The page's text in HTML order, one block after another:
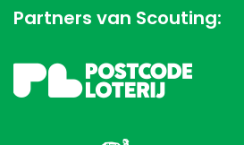
Partners van Scouting: